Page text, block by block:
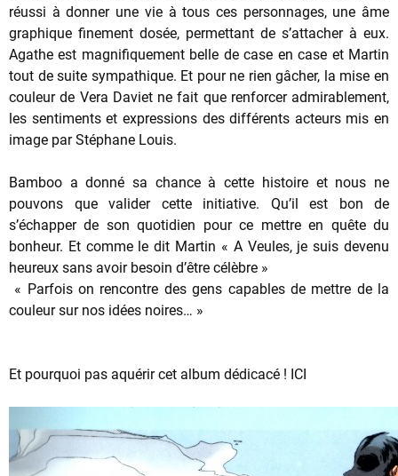
réussi à donner une vie à tous ces personnages, une âme
graphique finement dosée, permettant de s’attacher à eux.
Agathe est magnifiquement belle de case en case et Martin
tout de suite sympathique. Et pour ne rien gâcher, la mise en
couleur de Vera Daviet ne fait que renforcer admirablement,
les sentiments et expressions des différents acteurs mis en
image par Stéphane Louis.
Bamboo a donné sa chance à cette histoire et nous ne
pouvons que valider cette initiative. Qu’il est bon de
s’échapper de son quotidien pour ce mettre en quête du
bonheur. Et comme le dit Martin « A Veules, je suis devenu
heureux sans avoir besoin d’être célèbre »
« Parfois on rencontre des gens capables de mettre de la
couleur sur nos idées noires… »
Et pourquoi pas aquérir cet album dédicacé ! ICI